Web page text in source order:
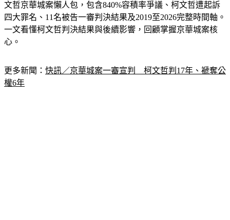
四大罪名、11名被告一審判決結果及2019至2026完整時間軸。
一文看懂柯文哲判決結果與後續影響，回顧掌握京華城案核
心。
權6年